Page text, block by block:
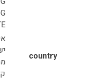
country